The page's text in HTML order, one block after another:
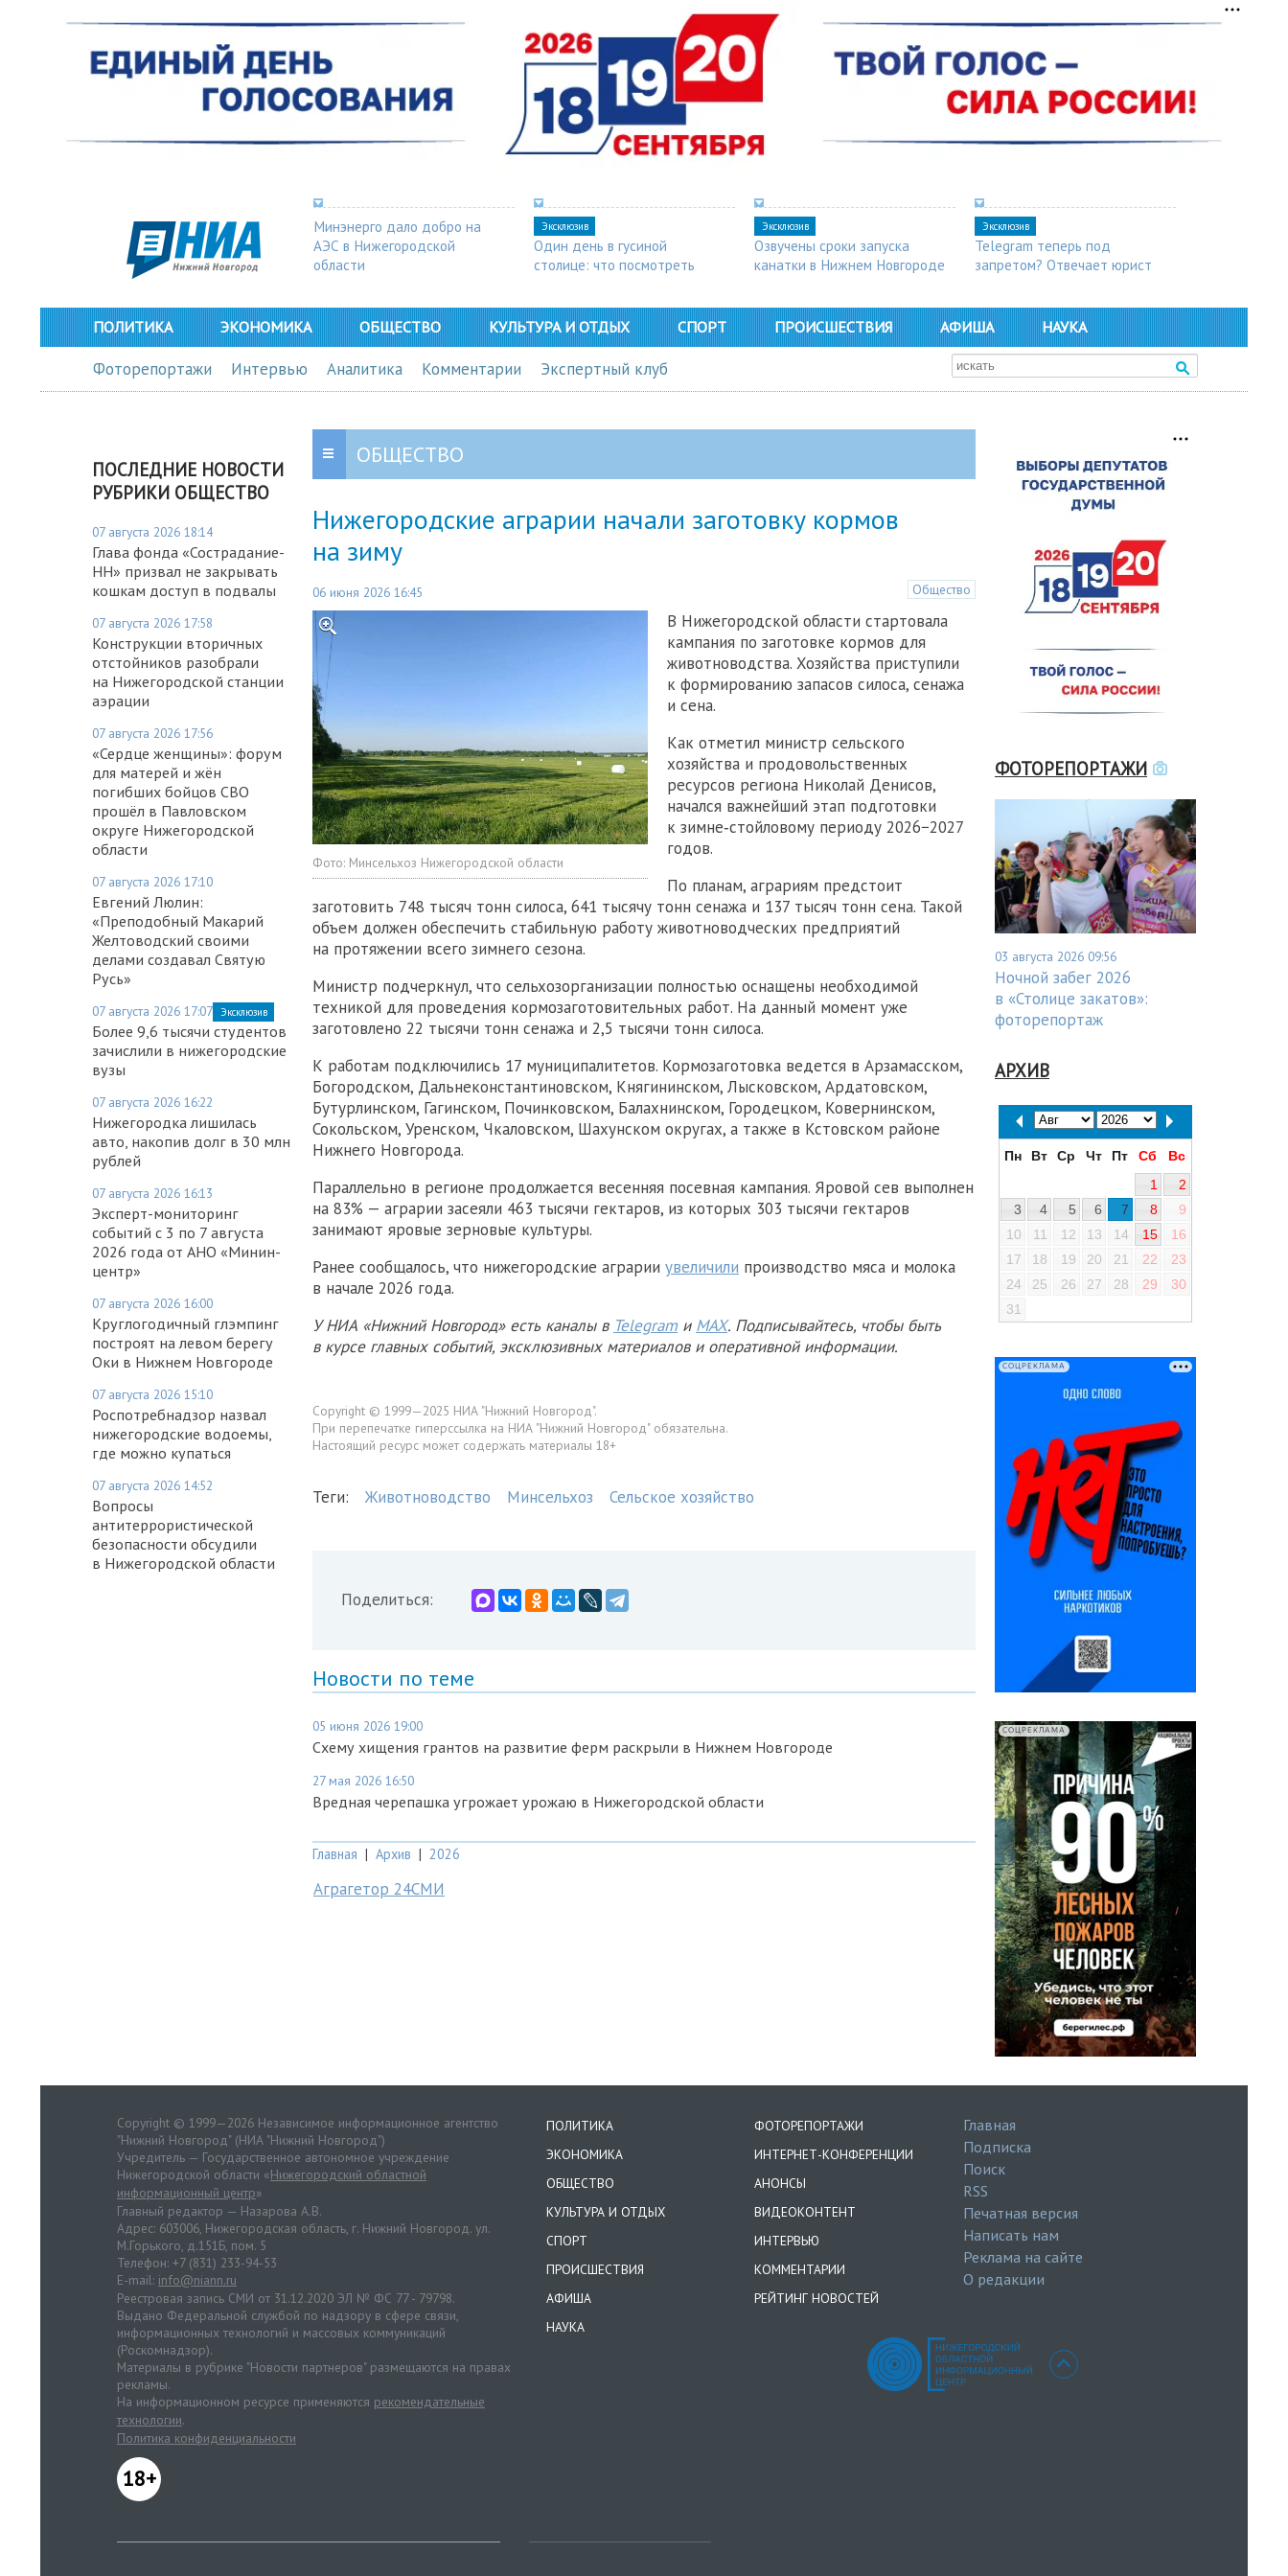
Минэнерго дало добро на
АЭС в Нижегородской
области
Эксклюзив
Один день в гусиной
столице: что посмотреть
Эксклюзив
Озвучены сроки запуска
канатки в Нижнем Новгороде
Эксклюзив
Telegram теперь под
запретом? Отвечает юрист
ПОЛИТИКА ЭКОНОМИКА ОБЩЕСТВО КУЛЬТУРА И ОТДЫХ СПОРТ ПРОИСШЕСТВИЯ АФИША НАУКА
Фоторепортажи Интервью Аналитика Комментарии Экспертный клуб
ПОСЛЕДНИЕ НОВОСТИ
РУБРИКИ ОБЩЕСТВО
07 августа 2026 18:14
Глава фонда «Сострадание-
НН» призвал не закрывать
кошкам доступ в подвалы
07 августа 2026 17:58
Конструкции вторичных
отстойников разобрали
на Нижегородской станции
аэрации
07 августа 2026 17:56
«Сердце женщины»: форум
для матерей и жён
погибших бойцов СВО
прошёл в Павловском
округе Нижегородской
области
07 августа 2026 17:10
Евгений Люлин:
«Преподобный Макарий
Желтоводский своими
делами создавал Святую
Русь»
07 августа 2026 17:07 Эксклюзив
Более 9,6 тысячи студентов
зачислили в нижегородские
вузы
07 августа 2026 16:22
Нижегородка лишилась
авто, накопив долг в 30 млн
рублей
07 августа 2026 16:13
Эксперт-мониторинг
событий с 3 по 7 августа
2026 года от АНО «Минин-
центр»
07 августа 2026 16:00
Круглогодичный глэмпинг
построят на левом берегу
Оки в Нижнем Новгороде
07 августа 2026 15:10
Роспотребнадзор назвал
нижегородские водоемы,
где можно купаться
07 августа 2026 14:52
Вопросы
антитеррористической
безопасности обсудили
в Нижегородской области
ОБЩЕСТВО
Нижегородские аграрии начали заготовку кормов
на зиму
06 июня 2026 16:45 Общество
Фото: Минсельхоз Нижегородской области
В Нижегородской области стартовала
кампания по заготовке кормов для
животноводства. Хозяйства приступили
к формированию запасов силоса, сенажа
и сена.
Как отметил министр сельского
хозяйства и продовольственных
ресурсов региона Николай Денисов,
начался важнейший этап подготовки
к зимне‑стойловому периоду 2026−2027
годов.
По планам, аграриям предстоит
заготовить 748 тысяч тонн силоса, 641 тысячу тонн сенажа и 137 тысяч тонн сена. Такой
объем должен обеспечить стабильную работу животноводческих предприятий
на протяжении всего зимнего сезона.
Министр подчеркнул, что сельхозорганизации полностью оснащены необходимой
техникой для проведения кормозаготовительных работ. На данный момент уже
заготовлено 22 тысячи тонн сенажа и 2,5 тысячи тонн силоса.
К работам подключились 17 муниципалитетов. Кормозаготовка ведется в Арзамасском,
Богородском, Дальнеконстантиновском, Княгининском, Лысковском, Ардатовском,
Бутурлинском, Гагинском, Починковском, Балахнинском, Городецком, Ковернинском,
Сокольском, Уренском, Чкаловском, Шахунском округах, а также в Кстовском районе
Нижнего Новгорода.
Параллельно в регионе продолжается весенняя посевная кампания. Яровой сев выполнен
на 83% — аграрии засеяли 463 тысячи гектаров, из которых 303 тысячи гектаров
занимают яровые зерновые культуры.
Ранее сообщалось, что нижегородские аграрии увеличили производство мяса и молока
в начале 2026 года.
У НИА «Нижний Новгород» есть каналы в Telegram и MAX. Подписывайтесь, чтобы быть
в курсе главных событий, эксклюзивных материалов и оперативной информации.
Copyright © 1999—2025 НИА "Нижний Новгород".
При перепечатке гиперссылка на НИА "Нижний Новгород" обязательна.
Настоящий ресурс может содержать материалы 18+
Теги: Животноводство Минсельхоз Сельское хозяйство
Поделиться:
Новости по теме
05 июня 2026 19:00
Схему хищения грантов на развитие ферм раскрыли в Нижнем Новгороде
27 мая 2026 16:50
Вредная черепашка угрожает урожаю в Нижегородской области
Главная | Архив | 2026
Аграгетор 24СМИ
ФОТОРЕПОРТАЖИ
03 августа 2026 09:56
Ночной забег 2026
в «Столице закатов»:
фоторепортаж
АРХИВ
Пн Вт Ср Чт Пт Сб
Вс
1
2
3
4 5 6 7 8
9
10
11 12 13 14 15
16
17
18 19 20 21 22
23
24
25 26 27 28 29
30
31
СОЦРЕКЛАМА
СОЦРЕКЛАМА
Copyright © 1999—2026 Независимое информационное агентство
"Нижний Новгород" (НИА "Нижний Новгород")
Учредитель — Государственное автономное учреждение
Нижегородской области «Нижегородский областной
информационный центр»
Главный редактор — Назарова А.В.
Адрес: 603006, Нижегородская область, г. Нижний Новгород. ул.
М.Горького, д.151Б, пом. 5
Телефон: +7 (831) 233-94-53
E-mail: info@niann.ru
Реестровая запись СМИ от 31.12.2020 ЭЛ № ФС 77 - 79798.
Выдано Федеральной службой по надзору в сфере связи,
информационных технологий и массовых коммуникаций
(Роскомнадзор).
Материалы в рубрике "Новости партнеров" размещаются на правах
рекламы.
На информационном ресурсе применяются рекомендательные
технологии.
Политика конфиденциальности
18+
ПОЛИТИКА
ЭКОНОМИКА
ОБЩЕСТВО
КУЛЬТУРА И ОТДЫХ
СПОРТ
ПРОИСШЕСТВИЯ
АФИША
НАУКА
ФОТОРЕПОРТАЖИ
ИНТЕРНЕТ-КОНФЕРЕНЦИИ
АНОНСЫ
ВИДЕОКОНТЕНТ
ИНТЕРВЬЮ
КОММЕНТАРИИ
РЕЙТИНГ НОВОСТЕЙ
Главная
Подписка
Поиск
RSS
Печатная версия
Написать нам
Реклама на сайте
О редакции